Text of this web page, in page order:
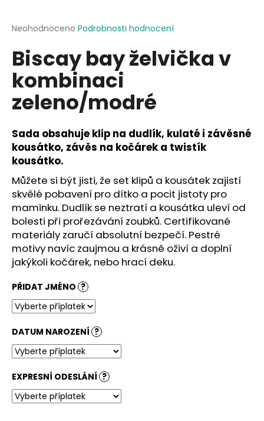
Průměrné
produktu
je
0,0
5
hvězdiček.
Neohodnoceno Podrobnosti hodnocení
Biscay bay želvička v
kombinaci
zeleno/modré
Sada obsahuje klip na dudlík, kulaté i závěsné
kousátko, závěs na kočárek a twistík
kousátko.
Můžete si být jisti, že set klipů a kousátek zajistí
skvělé pobavení pro dítko a pocit jistoty pro
maminku. Dudlík se neztratí a kousátka uleví od
bolesti při prořezávání zoubků. Certifikované
materiály zaručí absolutní bezpečí. Pestré
motivy navíc zaujmou a krásně oživí a doplní
jakýkoli kočárek, nebo hrací deku.
PŘIDAT JMÉNO ?
DATUM NAROZENÍ ?
EXPRESNÍ ODESLÁNÍ ?
j
t
?
HLEDAT
D
o
p
o
r
u
č
u
j
e
m
e